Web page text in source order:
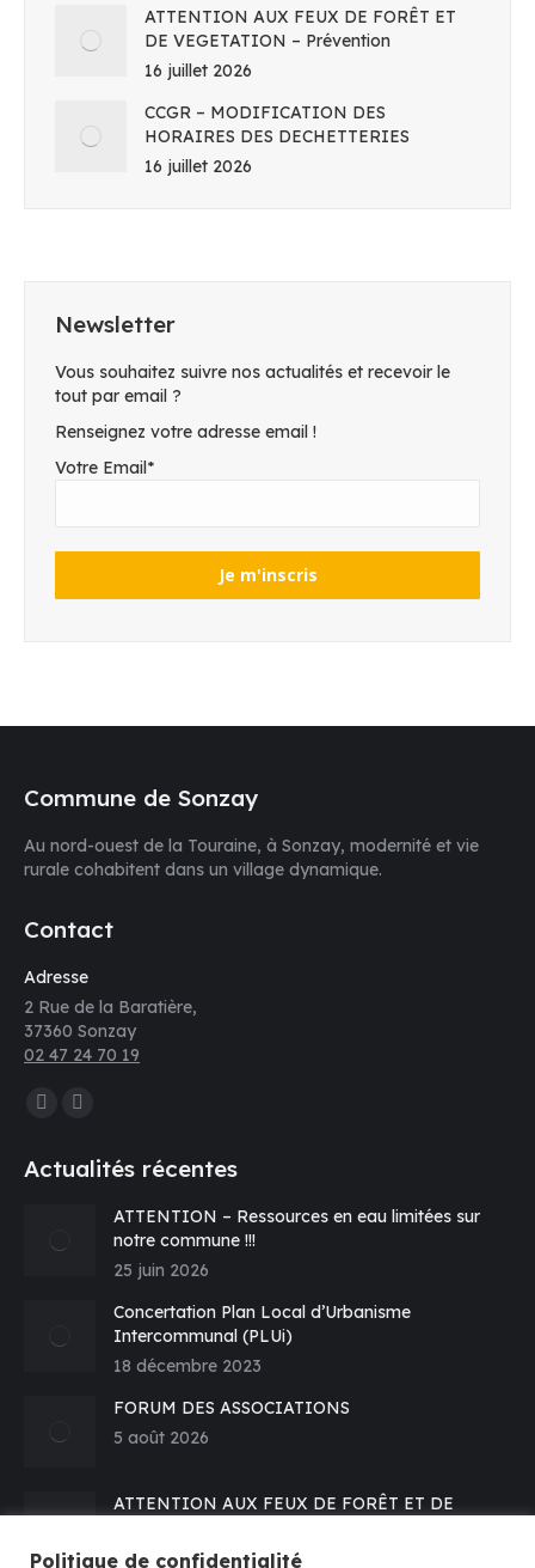
ATTENTION AUX FEUX DE FORÊT ET
DE VEGETATION – Prévention
16 juillet 2026
CCGR – MODIFICATION DES
HORAIRES DES DECHETTERIES
16 juillet 2026
Newsletter
Vous souhaitez suivre nos actualités et recevoir le
tout par email ?
Renseignez votre adresse email !
Votre Email*
Commune de Sonzay
Au nord-ouest de la Touraine, à Sonzay, modernité et vie
rurale cohabitent dans un village dynamique.
Contact
Adresse
2 Rue de la Baratière,
37360 Sonzay
02 47 24 70 19
Trouvez nous sur :
Facebook
E-
s'ouvre
dans
nouvelle
fenêtre
Actualités récentes
ATTENTION – Ressources en eau limitées sur
notre commune !!!
25 juin 2026
Concertation Plan Local d’Urbanisme
Intercommunal (PLUi)
18 décembre 2023
FORUM DES ASSOCIATIONS
5 août 2026
ATTENTION AUX FEUX DE FORÊT ET DE
16 juillet 2026
Politique de confidentialité